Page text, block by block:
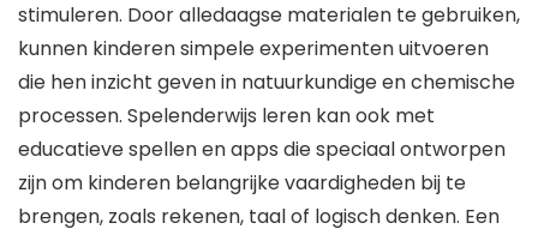
stimuleren. Door alledaagse materialen te gebruiken,
kunnen kinderen simpele experimenten uitvoeren
die hen inzicht geven in natuurkundige en chemische
processen. Spelenderwijs leren kan ook met
educatieve spellen en apps die speciaal ontworpen
zijn om kinderen belangrijke vaardigheden bij te
brengen, zoals rekenen, taal of logisch denken. Een